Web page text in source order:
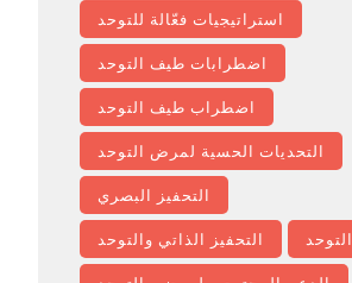
استراتيجيات فعّالة للتوحد
اضطرابات طيف التوحد
اضطراب طيف التوحد
التحديات الحسية لمرض التوحد
التحفيز البصري
التحفيز الذاتي والتوحد التوحد